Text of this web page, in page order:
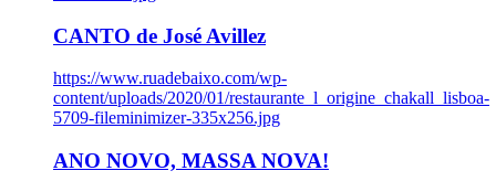
CANTO de José Avillez
https://www.ruadebaixo.com/wp-
content/uploads/2020/01/restaurante_l_origine_chakall_lisboa-
5709-fileminimizer-335x256.jpg
ANO NOVO, MASSA NOVA!